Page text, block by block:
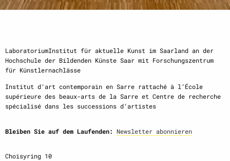
LaboratoriumInstitut für aktuelle Kunst im Saarland an der
Hochschule der Bildenden Künste Saar mit Forschungszentrum
für Künstlernachlässe
Institut d‘art contemporain en Sarre rattaché à l‘École
supérieure des beaux-arts de la Sarre et Centre de recherche
spécialisé dans les successions d‘artistes
Bleiben Sie auf dem Laufenden: Newsletter abonnieren
Choisyring 10